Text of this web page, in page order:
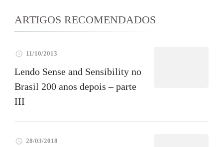
ARTIGOS RECOMENDADOS
11/10/2013
Lendo Sense and Sensibility no
Brasil 200 anos depois – parte
III
28/03/2018